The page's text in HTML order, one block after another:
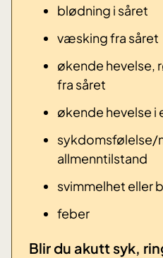
blødning i såret
væsking fra såret
økende hevelse,
fra såret
økende hevelse i
sykdomsfølelse/
allmenntilstand
svimmelhet eller
​feber
​Blir du akutt syk,